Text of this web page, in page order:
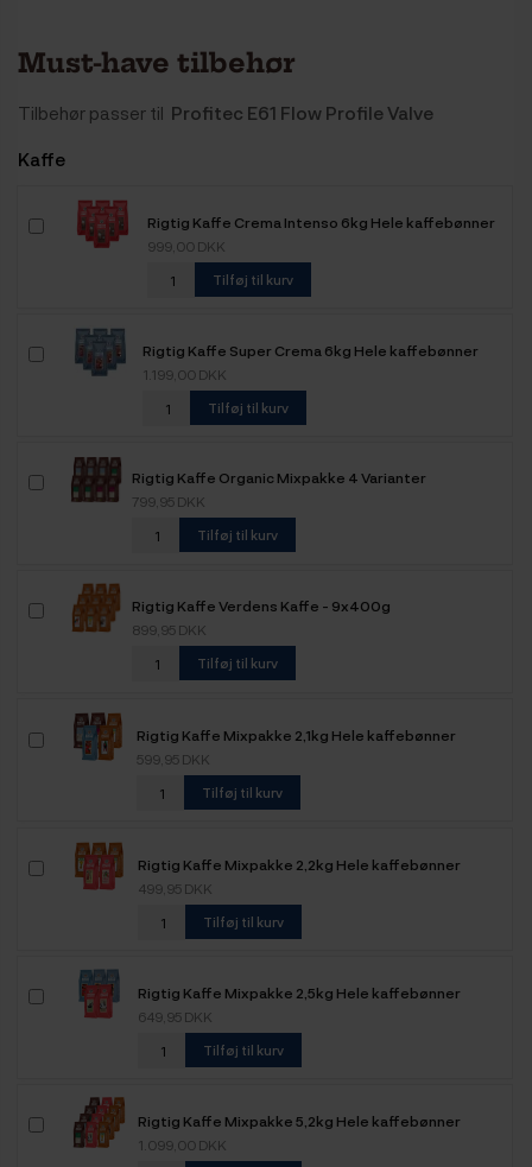
Must-have tilbehør
Tilbehør passer til Profitec E61 Flow Profile Valve
Kaffe
Rigtig Kaffe Crema Intenso 6kg Hele kaffebønner
999,00 DKK
Tilføj til kurv
Rigtig Kaffe Super Crema 6kg Hele kaffebønner
1.199,00 DKK
Tilføj til kurv
Rigtig Kaffe Organic Mixpakke 4 Varianter
799,95 DKK
Tilføj til kurv
Rigtig Kaffe Verdens Kaffe - 9x400g
899,95 DKK
Tilføj til kurv
Rigtig Kaffe Mixpakke 2,1kg Hele kaffebønner
599,95 DKK
Tilføj til kurv
Rigtig Kaffe Mixpakke 2,2kg Hele kaffebønner
499,95 DKK
Tilføj til kurv
Rigtig Kaffe Mixpakke 2,5kg Hele kaffebønner
649,95 DKK
Tilføj til kurv
Rigtig Kaffe Mixpakke 5,2kg Hele kaffebønner
1.099,00 DKK